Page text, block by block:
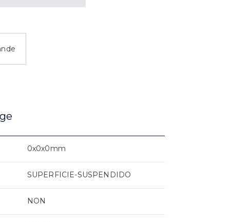
0x0x0mm
SUPERFICIE-SUSPENDIDO
NON